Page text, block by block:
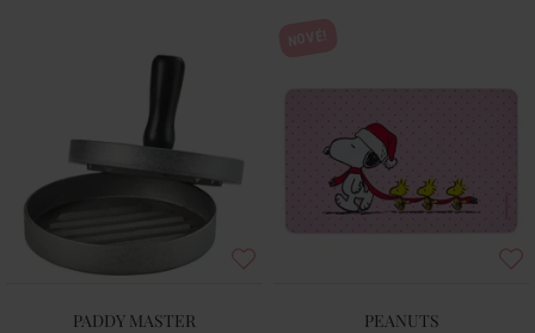
PADDY MASTER PEANUTS